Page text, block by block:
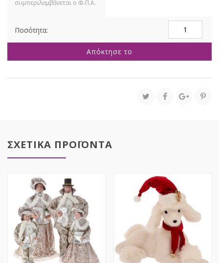
ΥΦΑΣΜΑΤΙΝΟΣ
ΣΚΥΛΟΣ
ΚΟΚΚΙΝΟ
ΛΑΙΜΟ
Απόκτησε το
ΣΧΕΤΙΚΑ ΠΡΟΪΟΝΤΑ